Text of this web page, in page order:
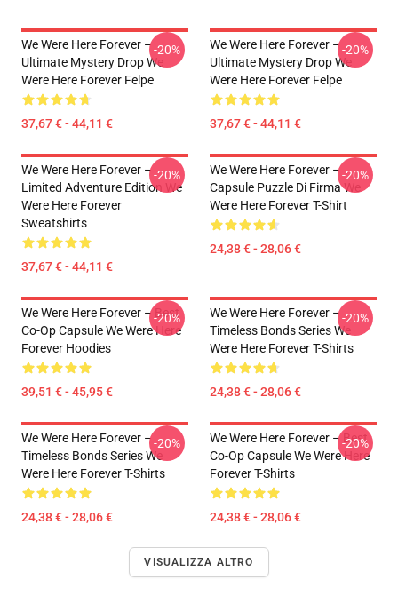
We Were Here Forever –
Ultimate Mystery Drop We
Were Here Forever Felpe
37,67 € - 44,11 €
-20%
We Were Here Forever –
Ultimate Mystery Drop We
Were Here Forever Felpe
37,67 € - 44,11 €
-20%
We Were Here Forever –
Limited Adventure Edition We
Were Here Forever
Sweatshirts
37,67 € - 44,11 €
-20%
We Were Here Forever –
Capsule Puzzle Di Firma We
Were Here Forever T-Shirt
24,38 € - 28,06 €
-20%
We Were Here Forever – Best
Co-Op Capsule We Were Here
Forever Hoodies
39,51 € - 45,95 €
-20%
We Were Here Forever –
Timeless Bonds Series We
Were Here Forever T-Shirts
24,38 € - 28,06 €
-20%
We Were Here Forever –
Timeless Bonds Series We
Were Here Forever T-Shirts
24,38 € - 28,06 €
-20%
We Were Here Forever – Best
Co-Op Capsule We Were Here
Forever T-Shirts
24,38 € - 28,06 €
-20%
VISUALIZZA ALTRO